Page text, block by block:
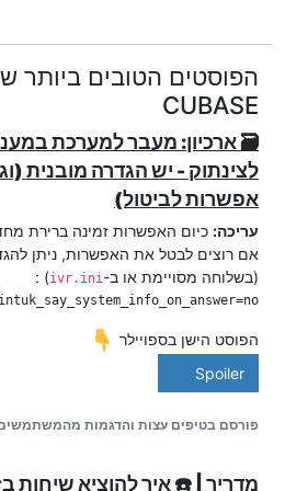
הפוסטים הטובים ביותר
CUBASE
🗃 ארכיון: מעבר למערכת
לצינתוק - יש הגדרה מובנית
אפשרות לביטול)
עריכה: כיום האפשרות זמינה ברירת
אם רוצים לבטל את האפשרות, ניתן
(בשלוחה מסויימת או ב- ivr.ini
) :
הפוסט הישן בספויילר
Spoiler
פורסם בטיפים עצות והדגמות
מדריך | ☎️ איך להוציא שיחות